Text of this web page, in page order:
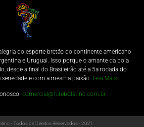
do esporte bretão do continente americano
e Uruguai. Isso porque o amante da bola
desde a final do Brasileirão até a 5a rodada do
e com a mesma paixão. Leia Mais
comercial@futebolatino.com.br
- Todos os Direitos Reservados - 2021